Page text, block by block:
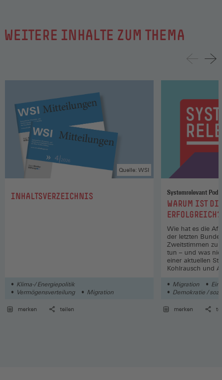
WEITERE INHALTE ZUM THEMA
:INHALTSVERZEICHNIS
Quelle: WSI
Klima-/ Energiepolitik
Vermögensverteilung
Migration
merken teilen
Systemrelevant
:WARUM IST
ERFOLGREICH?
Wie hat es die
der letzten
Zweitstimmen zu
tun – und was
einer aktuellen
Kohlrausch und
Migration
Demokratie /
merken